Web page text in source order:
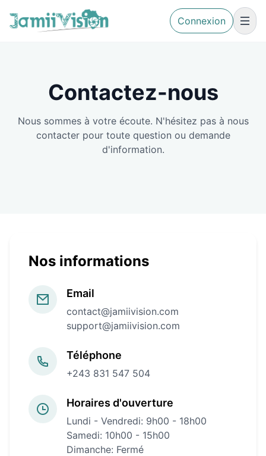
Connexion
Contactez-nous
Nous sommes à votre écoute. N'hésitez pas à nous
contacter pour toute question ou demande
d'information.
Nos informations
Email
contact@jamiivision.com
support@jamiivision.com
Téléphone
+243 831 547 504
Horaires d'ouverture
Lundi - Vendredi: 9h00 - 18h00
Samedi: 10h00 - 15h00
Dimanche: Fermé